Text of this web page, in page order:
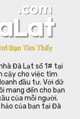
Đà Lạt số 1# tại
cậy cho việc tìm
đầu tư. Với dữ
mang đến cho bạn
của mỗi người.
của bạn tại Đà